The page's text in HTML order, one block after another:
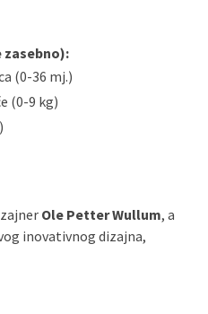
zasebno):
(0-36 mj.)
(0-9 kg)
Ole Petter Wullum, a
inovativnog dizajna,